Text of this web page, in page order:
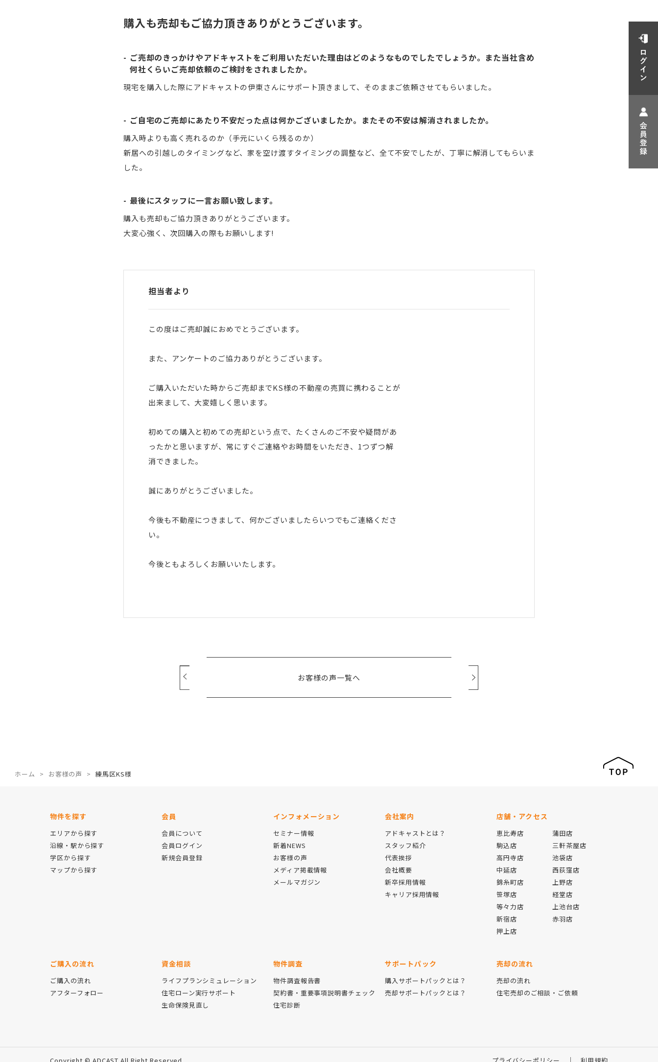
購入も売却もご協力頂きありがとうございます。
ご売却のきっかけやアドキャストをご利用いただいた理由はどのようなものでしたでしょうか。また当社含め
何社くらいご売却依頼のご検討をされましたか。
現宅を購入した際にアドキャストの伊東さんにサポート頂きまして、そのままご依頼させてもらいました。
ご自宅のご売却にあたり不安だった点は何かございましたか。またその不安は解消されましたか。
購入時よりも高く売れるのか（手元にいくら残るのか）
新居への引越しのタイミングなど、家を空け渡すタイミングの調整など、全て不安でしたが、丁寧に解消してもらいま
した。
最後にスタッフに一言お願い致します。
購入も売却もご協力頂きありがとうございます。
大変心強く、次回購入の際もお願いします!
担当者より
この度はご売却誠におめでとうございます。
また、アンケートのご協力ありがとうございます。
ご購入いただいた時からご売却までKS様の不動産の売買に携わることが
出来まして、大変嬉しく思います。
初めての購入と初めての売却という点で、たくさんのご不安や疑問があ
ったかと思いますが、常にすぐご連絡やお時間をいただき、1つずつ解
消できました。
誠にありがとうございました。
今後も不動産につきまして、何かございましたらいつでもご連絡くださ
い。
今後ともよろしくお願いいたします。
お客様の声一覧へ
ホーム お客様の声 練馬区KS様
物件を探す
エリアから探す
沿線・駅から探す
学区から探す
マップから探す
会員
会員について
会員ログイン
新規会員登録
インフォメーション
セミナー情報
新着NEWS
お客様の声
メディア掲載情報
メールマガジン
会社案内
アドキャストとは？
スタッフ紹介
代表挨拶
会社概要
新卒採用情報
キャリア採用情報
店舗・アクセス
恵比寿店
駒込店
高円寺店
中延店
錦糸町店
笹塚店
等々力店
新宿店
押上店
蒲田店
三軒茶屋店
池袋店
西荻窪店
上野店
経堂店
上池台店
赤羽店
ご購入の流れ
ご購入の流れ
アフターフォロー
資金相談
ライフプランシミュレーション
住宅ローン実行サポート
生命保険見直し
物件調査
物件調査報告書
契約書・重要事項説明書チェック
住宅診断
サポートパック
購入サポートパックとは？
売却サポートパックとは？
売却の流れ
売却の流れ
住宅売却のご相談・ご依頼